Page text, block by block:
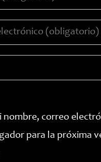
nombre, correo
para la próxima